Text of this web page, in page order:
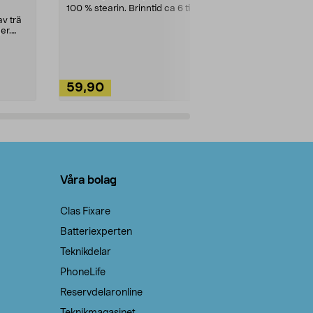
trä
100 % stearin. Brinntid ca 6 tim.
59,90
Våra bolag
Clas Fixare
Batteriexperten
Teknikdelar
PhoneLife
Reservdelaronline